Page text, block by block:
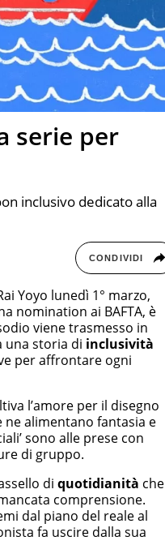
serie per
inclusivo dedicato alla
CONDIVIDI
Yoyo lunedì 1° marzo,
nomination ai BAFTA, è
viene trasmesso in
una storia di inclusività
per affrontare ogni
l’amore per il disegno
alimentano fantasia e
sono alle prese con
di gruppo.
di quotidianità che
comprensione.
dal piano del reale al
fa uscire dalla sua